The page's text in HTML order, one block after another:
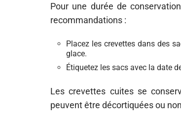
Pour une durée de
recommandations :
Placez les crevettes dans des
glace.
Étiquetez les sacs avec la date
Les crevettes cuites se
peuvent être décortiquées ou